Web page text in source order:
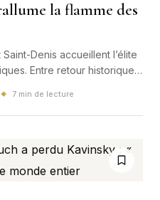
la flamme des
Denis accueillent l’élite
Entre retour historique,
l’après-Paris 2024 en
◆ 7 min de lecture